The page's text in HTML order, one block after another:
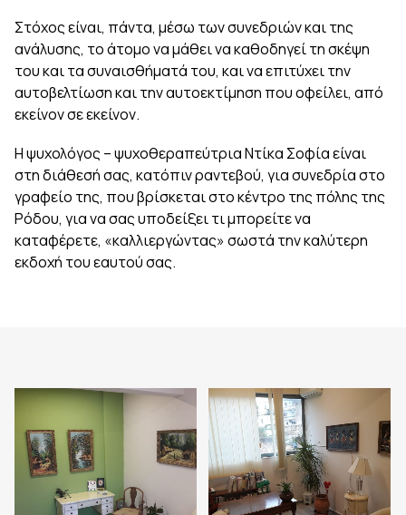
Στόχος είναι, πάντα, μέσω των συνεδριών και της
ανάλυσης, το άτομο να μάθει να καθοδηγεί τη σκέψη
του και τα συναισθήματά του, και να επιτύχει την
αυτοβελτίωση και την αυτοεκτίμηση που οφείλει, από
εκείνον σε εκείνον.
Η ψυχολόγος – ψυχοθεραπεύτρια Ντίκα Σοφία είναι
στη διάθεσή σας, κατόπιν ραντεβού, για συνεδρία στο
γραφείο της, που βρίσκεται στο κέντρο της πόλης της
Ρόδου, για να σας υποδείξει τι μπορείτε να
καταφέρετε, «καλλιεργώντας» σωστά την καλύτερη
εκδοχή του εαυτού σας.